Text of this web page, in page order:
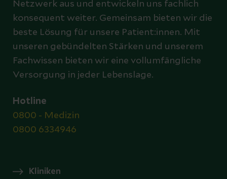
Netzwerk aus und entwickeln uns fachlich
konsequent weiter. Gemeinsam bieten wir die
beste Lösung für unsere Patient:innen. Mit
unseren gebündelten Stärken und unserem
Fachwissen bieten wir eine vollumfängliche
Versorgung in jeder Lebenslage.
Hotline
0800 - Medizin
0800 6334946
Kliniken